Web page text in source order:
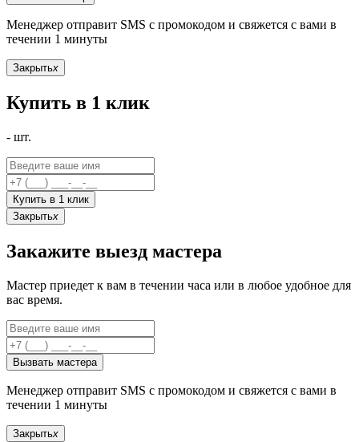
Менеджер отправит SMS с промокодом и свяжется с вами в
течении 1 минуты
Закрытьx
Купить в 1 клик
- шт.
Купить в 1 клик
Закрытьx
Закажите выезд мастера
Мастер приедет к вам в течении часа или в любое удобное для
вас время.
Вызвать мастера
Менеджер отправит SMS с промокодом и свяжется с вами в
течении 1 минуты
Закрытьx